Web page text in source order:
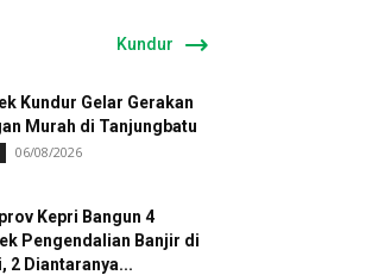
Kundur
Kundur Gelar Gerakan
Murah di Tanjungbatu
06/08/2026
Kepri Bangun 4
Pengendalian Banjir di
2 Diantaranya...